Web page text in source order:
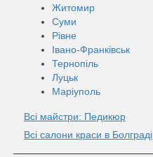
Житомир
Суми
Рівне
Івано-Франківськ
Тернопіль
Луцьк
Маріуполь
Всі майстри: Педикюр
Всі салони краси в Болграді